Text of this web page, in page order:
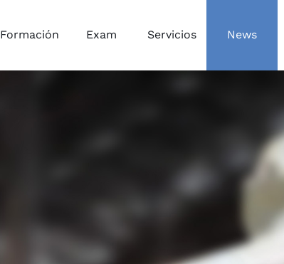
Formación Exam Servicios News